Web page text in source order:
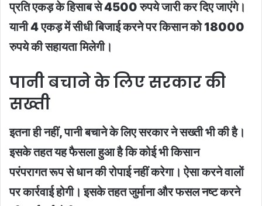
प्रति एकड़ के हिसाब से 4500 रुपये जारी कर दिए जाएंगे।
यानी 4 एकड़ में सीधी बिजाई करने पर किसान को 18000
रुपये की सहायता मिलेगी।
पानी बचाने के लिए सरकार की
सख्ती
इतना ही नहीं, पानी बचाने के लिए सरकार ने सख्ती भी की है।
इसके तहत यह फैसला हुआ है कि कोई भी किसान
परंपरागत रूप से धान की रोपाई नहीं करेगा। ऐसा करने वालों
पर कार्रवाई होगी। इसके तहत जुर्माना और फसल नष्ट करने